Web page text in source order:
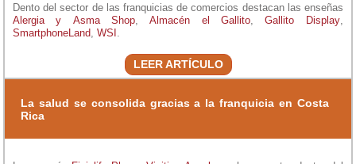
Dento del sector de las franquicias de comercios destacan las enseñas
Alergia y Asma Shop
Almacén el Gallito Gallito Display
SmartphoneLand WSI
LEER ARTÍCULO
La salud se consolida gracias a la franquicia en Costa
Rica